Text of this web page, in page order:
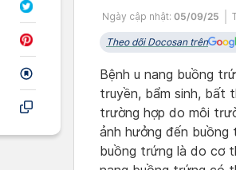
Ngày cập nhật: 05/09/25
Theo dõi Docosan trên
Bệnh u nang buồng
truyền, bẩm sinh, bất
trường hợp do môi
ảnh hưởng đến
buồng trứng là do cơ